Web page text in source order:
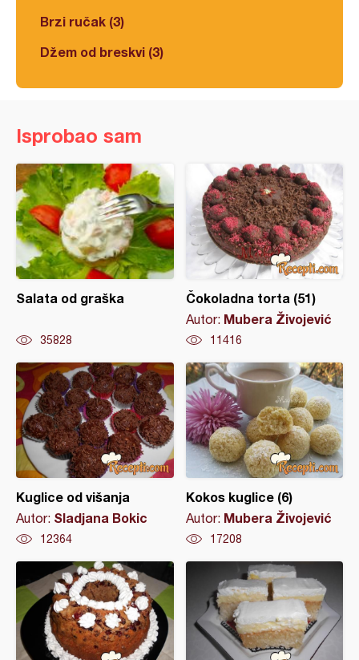
Brzi ručak (3)
Džem od breskvi (3)
Isprobao sam
Salata od graška
35828
Čokoladna torta (51)
Autor: Mubera Živojević
11416
Kuglice od višanja
Autor: Sladjana Bokic
12364
Kokos kuglice (6)
Autor: Mubera Živojević
17208